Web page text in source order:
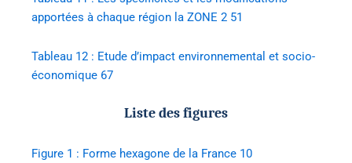
apportées à chaque région la ZONE 2 51
Tableau 12 : Etude d’impact environnemental et socio-
économique 67
Liste des figures
Figure 1 : Forme hexagone de la France 10